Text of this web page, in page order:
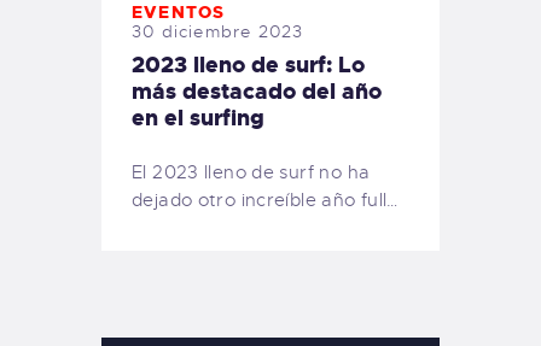
EVENTOS
30 diciembre 2023
2023 lleno de surf: Lo
más destacado del año
en el surfing
El 2023 lleno de surf no ha
dejado otro increíble año full…